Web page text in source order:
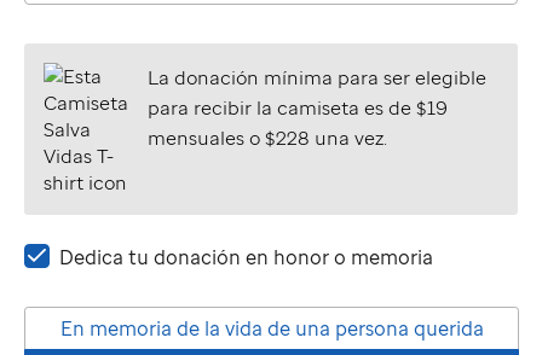
La donación mínima para ser elegible
para recibir la camiseta es de $19
mensuales o $228 una vez.
Dedica tu donación en honor o memoria
En memoria de la vida de una persona querida